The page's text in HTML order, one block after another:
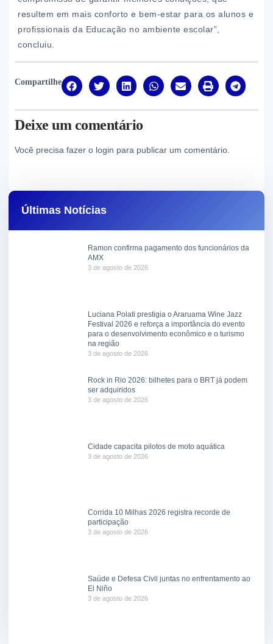
resultem em mais conforto e bem-estar para os alunos e
profissionais da Educação no ambiente escolar”,
concluiu.
Compartilhe
Deixe um comentário
Você precisa fazer o login para publicar um comentário.
Últimas Notícias
Ramon confirma pagamento dos funcionários da
AMX
3 de agosto de 2026
Luciana Polati prestigia o Araruama Wine Jazz
Festival 2026 e reforça a importância do evento
para o desenvolvimento econômico e o turismo
na região
3 de agosto de 2026
Rock in Rio 2026: bilhetes para o BRT já podem
ser adquiridos
3 de agosto de 2026
Cidade capacita pilotos de moto aquática
3 de agosto de 2026
Corrida 10 Milhas 2026 registra recorde de
participação
3 de agosto de 2026
Saúde e Defesa Civil juntas no enfrentamento ao
El Niño
3 de agosto de 2026